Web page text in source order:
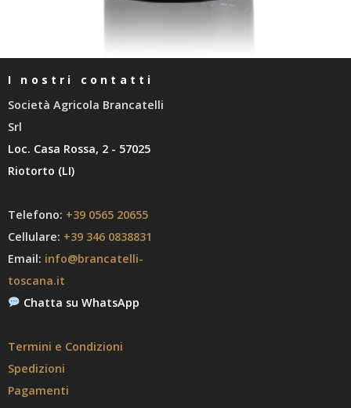
I nostri contatti
Società Agricola Brancatelli
Srl
Loc. Casa Rossa, 2 - 57025
Riotorto (LI)
Telefono: +39 0565 20655
Cellulare: +39 346 0838831
Email: info@brancatelli-
toscana.it
Chatta su WhatsApp
Termini e Condizioni
Spedizioni
Pagamenti